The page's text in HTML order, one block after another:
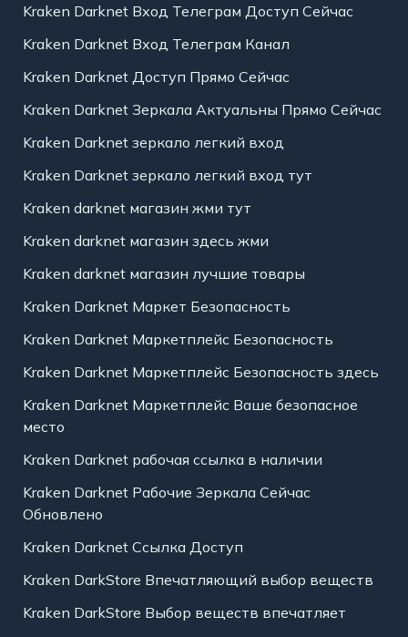
Kraken Darknet Вход Телеграм Доступ Сейчас
Kraken Darknet Вход Телеграм Канал
Kraken Darknet Доступ Прямо Сейчас
Kraken Darknet Зеркала Актуальны Прямо Сейчас
Kraken Darknet зеркало легкий вход
Kraken Darknet зеркало легкий вход тут
Kraken darknet магазин жми тут
Kraken darknet магазин здесь жми
Kraken darknet магазин лучшие товары
Kraken Darknet Маркет Безопасность
Kraken Darknet Маркетплейс Безопасность
Kraken Darknet Маркетплейс Безопасность здесь
Kraken Darknet Маркетплейс Ваше безопасное
место
Kraken Darknet рабочая ссылка в наличии
Kraken Darknet Рабочие Зеркала Сейчас
Обновлено
Kraken Darknet Ссылка Доступ
Kraken DarkStore Впечатляющий выбор веществ
Kraken DarkStore Выбор веществ впечатляет